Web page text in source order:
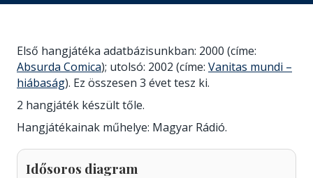
Első hangjátéka adatbázisunkban: 2000 (címe:
Absurda Comica); utolsó: 2002 (címe: Vanitas mundi –
hiábaság). Ez összesen 3 évet tesz ki.
2 hangjáték készült tőle.
Hangjátékainak műhelye: Magyar Rádió.
Idősoros diagram